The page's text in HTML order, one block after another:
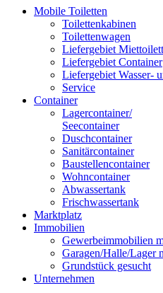
Mobile Toiletten
Toilettenkabinen
Toilettenwagen
Liefergebiet
Liefergebiet Container
Liefergebiet Wasser-
Service
Container
Lagercontainer/
Seecontainer
Duschcontainer
Sanitärcontainer
Baustellencontainer
Wohncontainer
Abwassertank
Frischwassertank
Marktplatz
Immobilien
Gewerbeimmobilien
Garagen/Halle/Lager
Grundstück gesucht
Unternehmen